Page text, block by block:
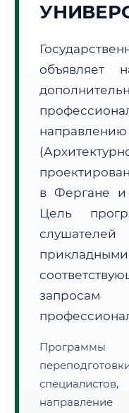
Субъект:
Часовой пояс:
Формат учебы:
🗺️ Зона обслуживания: г.
• Маршрут транзита:
📜 Документы и
🔍Нажмите на
объявляет
в Фергане и
Цель
слушателей
Программы